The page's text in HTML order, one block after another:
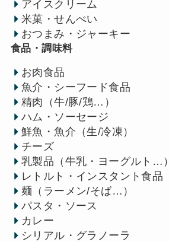
アイスクリーム
米菓・せんべい
おつまみ・ジャーキー
食品・調味料
お肉食品
魚介・シーフード食品
精肉（牛/豚/鶏…）
ハム・ソーセージ
鮮魚・魚介（生/冷凍）
チーズ
乳製品（牛乳・ヨーグルト…）
レトルト・インスタント食品
麺（ラーメン/そば…）
パスタ・ソース
カレー
シリアル・グラノーラ